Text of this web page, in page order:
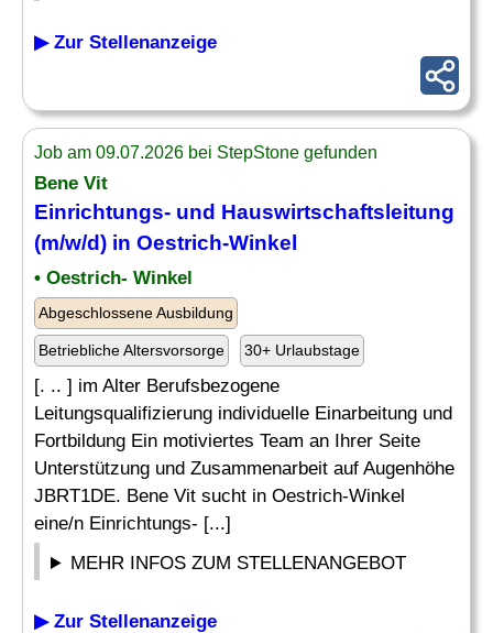
▶ Zur Stellenanzeige
Job am 09.07.2026 bei StepStone gefunden
Bene Vit
Einrichtungs- und Hauswirtschaftsleitung
(m/w/d) in Oestrich-Winkel
• Oestrich- Winkel
Abgeschlossene Ausbildung
Betriebliche Altersvorsorge 30+ Urlaubstage
[. .. ] im Alter Berufsbezogene
Leitungsqualifizierung individuelle Einarbeitung und
Fortbildung Ein motiviertes Team an Ihrer Seite
Unterstützung und Zusammenarbeit auf Augenhöhe
JBRT1DE. Bene Vit sucht in Oestrich-Winkel
eine/n Einrichtungs- [...]
MEHR INFOS ZUM STELLENANGEBOT
▶ Zur Stellenanzeige